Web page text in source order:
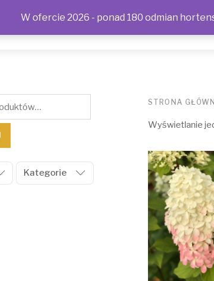
STRONA
Wyświetlanie
Kategorie
W ofercie 2026 - ponad 180 odmian